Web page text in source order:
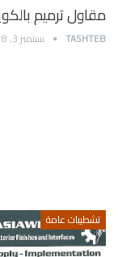
مقاول ترميم بالكويت 22624166 مقاول
TASHTEB سبتمبر 3, 2018
تشطيبات عامة